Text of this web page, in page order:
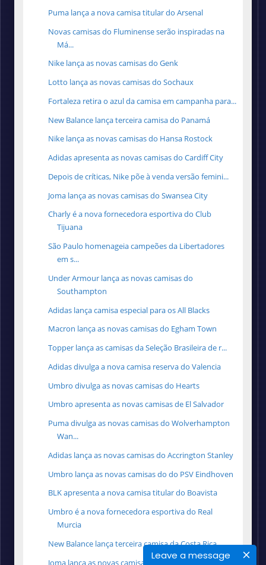
Leave a message
Puma lança a nova camisa titular do Arsenal
Novas camisas do Fluminense serão inspiradas na
Má...
Nike lança as novas camisas do Genk
Lotto lança as novas camisas do Sochaux
Fortaleza retira o azul da camisa em campanha para...
New Balance lança terceira camisa do Panamá
Nike lança as novas camisas do Hansa Rostock
Adidas apresenta as novas camisas do Cardiff City
Depois de críticas, Nike põe à venda versão femini...
Joma lança as novas camisas do Swansea City
Charly é a nova fornecedora esportiva do Club
Tijuana
São Paulo homenageia campeões da Libertadores
em s...
Under Armour lança as novas camisas do
Southampton
Adidas lança camisa especial para os All Blacks
Macron lança as novas camisas do Egham Town
Topper lança as camisas da Seleção Brasileira de r...
Adidas divulga a nova camisa reserva do Valencia
Umbro divulga as novas camisas do Hearts
Umbro apresenta as novas camisas de El Salvador
Puma divulga as novas camisas do Wolverhampton
Wan...
Adidas lança as novas camisas do Accrington Stanley
Umbro lança as novas camisas do do PSV Eindhoven
BLK apresenta a nova camisa titular do Boavista
Umbro é a nova fornecedora esportiva do Real
Murcia
New Balance lança terceira camisa da Costa Rica
Joma lança as novas camisas do Le Havre